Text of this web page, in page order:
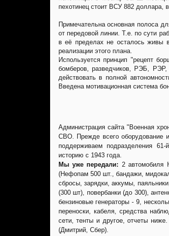
пехотинец стоит ВСУ 882 доллара,
Примечательна основная полоса
от передовой линии. Т.е. по сути
в её пределах не осталось живы
реализации этого плана.
Используется принцип "рецепт
бомберов, разведчиков, РЭБ, РЭР,
действовать в полной
Введена мотивационная система
Администрация сайта "Военная
СВО. Прежде всего оборудование
поддерживаем подразделения
историю с 1943 года.
Мы уже передали: 2
(Нефопам 500 шт., бандажи,
сбросы, зарядки, аккумы,
(300 шт), повербанки (до 300),
бензиновые генераторы - 9,
переноски, кабеля, средства
сети, тенты и другое, отчеты
(Дмитрий, Сбер).